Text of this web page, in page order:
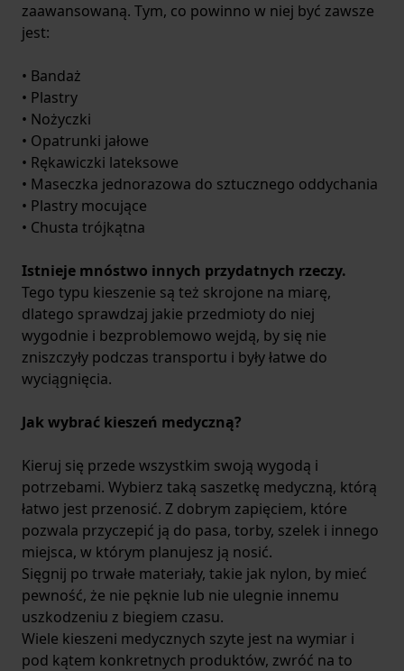
zaawansowaną. Tym, co powinno w niej być zawsze
jest:
• Bandaż
• Plastry
• Nożyczki
• Opatrunki jałowe
• Rękawiczki lateksowe
• Maseczka jednorazowa do sztucznego oddychania
• Plastry mocujące
• Chusta trójkątna
Istnieje mnóstwo innych przydatnych rzeczy.
Tego typu kieszenie są też skrojone na miarę,
dlatego sprawdzaj jakie przedmioty do niej
wygodnie i bezproblemowo wejdą, by się nie
zniszczyły podczas transportu i były łatwe do
wyciągnięcia.
Jak wybrać kieszeń medyczną?
Kieruj się przede wszystkim swoją wygodą i
potrzebami. Wybierz taką saszetkę medyczną, którą
łatwo jest przenosić. Z dobrym zapięciem, które
pozwala przyczepić ją do pasa, torby, szelek i innego
miejsca, w którym planujesz ją nosić.
Sięgnij po trwałe materiały, takie jak nylon, by mieć
pewność, że nie pęknie lub nie ulegnie innemu
uszkodzeniu z biegiem czasu.
Wiele kieszeni medycznych szyte jest na wymiar i
pod kątem konkretnych produktów, zwróć na to